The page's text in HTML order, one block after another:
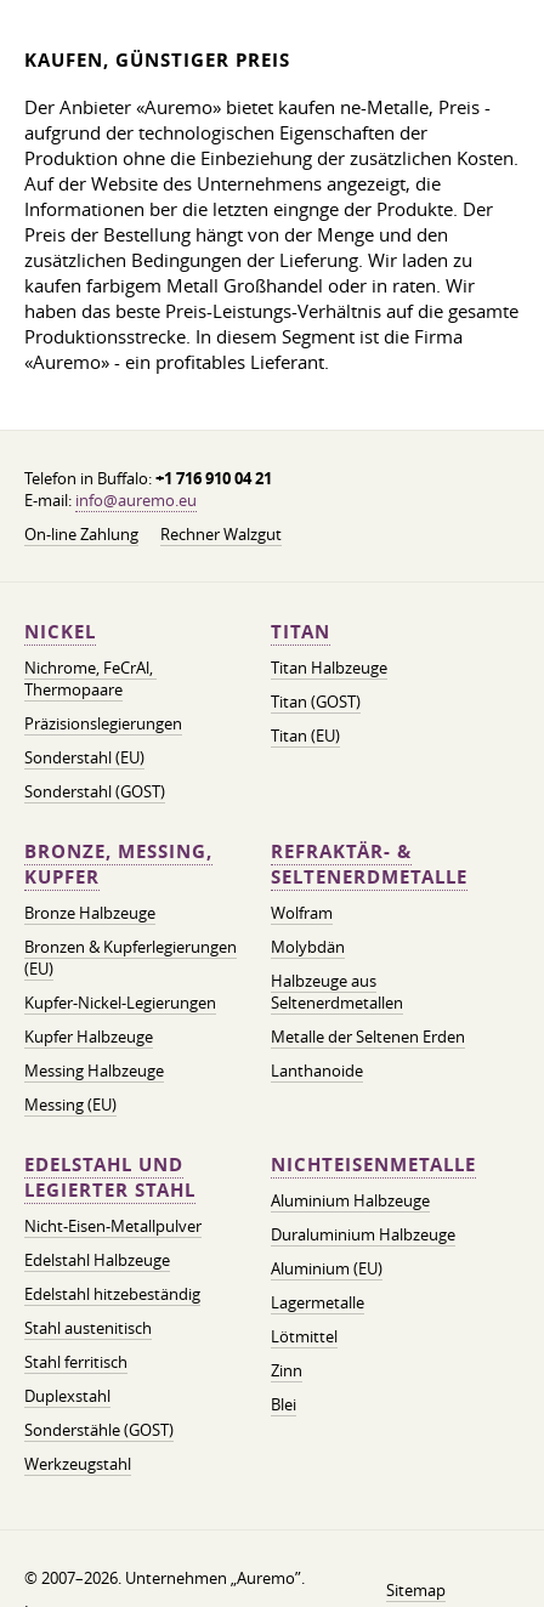
KAUFEN, GÜNSTIGER PREIS
Der Anbieter «Auremo» bietet kaufen ne-Metalle, Preis -
aufgrund der technologischen Eigenschaften der
Produktion ohne die Einbeziehung der zusätzlichen Kosten.
Auf der Website des Unternehmens angezeigt, die
Informationen ber die letzten eingnge der Produkte. Der
Preis der Bestellung hängt von der Menge und den
zusätzlichen Bedingungen der Lieferung. Wir laden zu
kaufen farbigem Metall Großhandel oder in raten. Wir
haben das beste Preis-Leistungs-Verhältnis auf die gesamte
Produktionsstrecke. In diesem Segment ist die Firma
«Auremo» - ein profitables Lieferant.
Telefon in Buffalo:+1 716 910 04 21
E-mail: info@auremo.eu
On-line Zahlung
Rechner Walzgut
NICKEL
Nichrome, FeСrAl, ​​
Thermopaare
Präzisionslegierungen
Sonderstahl (EU)
Sonderstahl (GOST)
TITAN
Titan Halbzeuge
Titan (GOST)
Titan (EU)
BRONZE, MESSING,
KUPFER
Bronze Halbzeuge
Bronzen & Kupferlegierungen
(EU)
Kupfer-Nickel-Legierungen
Kupfer Halbzeuge
Messing Halbzeuge
Messing (EU)
REFRAKTÄR- &
SELTENERDMETALLE
Wolfram
Molybdän
Halbzeuge aus
Seltenerdmetallen
Metalle der Seltenen Erden
Lanthanoide
EDELSTAHL UND
LEGIERTER STAHL
Nicht-Eisen-Metallpulver
Edelstahl Halbzeuge
Edelstahl hitzebeständig
Stahl austenitisch
Stahl ferritisch
Duplexstahl
Sonderstähle (GOST)
Werkzeugstahl
NICHTEISENMETALLE
Aluminium Halbzeuge
Duraluminium Halbzeuge
Aluminium (EU)
Lagermetalle
Lötmittel
Zinn
Blei
© 2007–2026. Unternehmen „Auremo”.
Sitemap